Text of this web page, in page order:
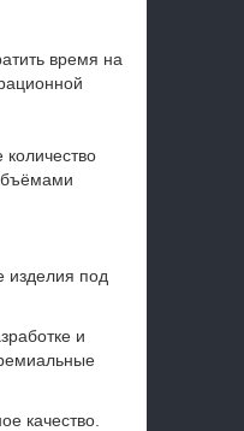
время на
изделия под
и
качество.